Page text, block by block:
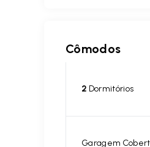
Cômodos
2 Dormitórios
Garagem